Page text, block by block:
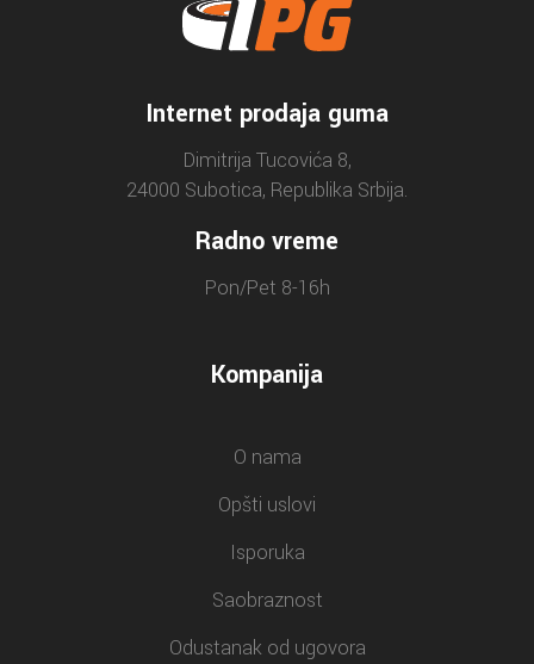
Internet prodaja guma
Dimitrija Tucovića 8,
24000 Subotica, Republika Srbija.
Radno vreme
Pon/Pet 8-16h
Kompanija
O nama
Opšti uslovi
Isporuka
Saobraznost
Odustanak od ugovora